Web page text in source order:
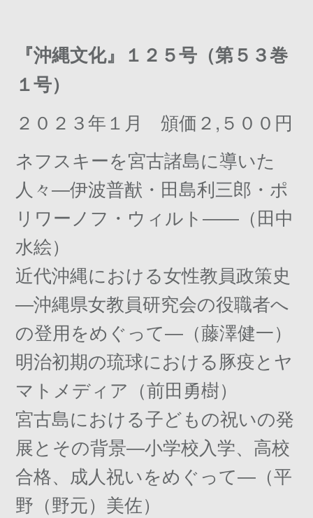
『沖縄文化』１２５号（第５３巻
１号）
２０２３年１月 頒価２,５００円
ネフスキーを宮古諸島に導いた
人々―伊波普猷・田島利三郎・ポ
リワーノフ・ウィルト――（田中
水絵）
近代沖縄における女性教員政策史
―沖縄県女教員研究会の役職者へ
の登用をめぐって―（藤澤健一）
明治初期の琉球における豚疫とヤ
マトメディア（前田勇樹）
宮古島における子どもの祝いの発
展とその背景―小学校入学、高校
合格、成人祝いをめぐって―（平
野（野元）美佐）